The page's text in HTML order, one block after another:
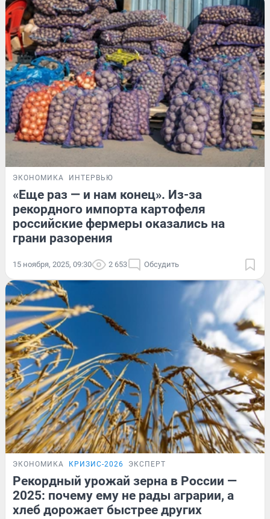
ЭКОНОМИКА ИНТЕРВЬЮ
«Еще раз — и нам конец». Из-за
рекордного импорта картофеля
российские фермеры оказались на
грани разорения
15 ноября, 2025, 09:30 2 653 Обсудить
ЭКОНОМИКА КРИЗИС-2026 ЭКСПЕРТ
Рекордный урожай зерна в России —
2025: почему ему не рады аграрии, а
хлеб дорожает быстрее других